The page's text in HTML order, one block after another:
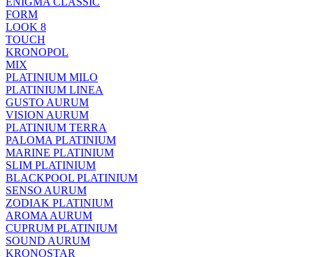
FORM
LOOK 8
TOUCH
KRONOPOL
MIX
PLATINIUM MILO
PLATINIUM LINEA
GUSTO AURUM
VISION AURUM
PLATINIUM TERRA
PALOMA PLATINIUM
MARINE PLATINIUM
SLIM PLATINIUM
BLACKPOOL PLATINIUM
SENSO AURUM
ZODIAK PLATINIUM
AROMA AURUM
CUPRUM PLATINIUM
SOUND AURUM
KRONOSTAR